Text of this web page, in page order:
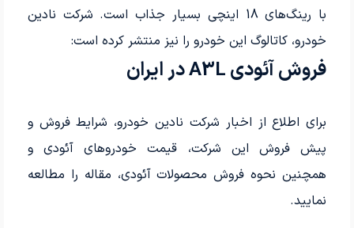
با رینگ‌های 18 اینچی بسیار جذاب است. شرکت نادین
خودرو، کاتالوگ این خودرو را نیز منتشر کرده است:
فروش آئودی A3L در ایران
برای اطلاع از اخبار شرکت نادین خودرو، شرایط فروش و
پیش فروش این شرکت، قیمت خودروهای آئودی و
همچنین نحوه فروش محصولات آئودی، مقاله را مطالعه
نمایید.